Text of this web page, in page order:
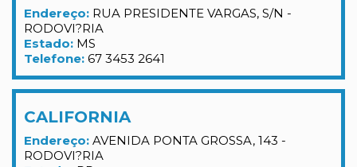
Endereço: RUA PRESIDENTE VARGAS, S/N -
RODOVI?RIA
Estado: MS
Telefone: 67 3453 2641
CALIFORNIA
Endereço: AVENIDA PONTA GROSSA, 143 -
RODOVI?RIA